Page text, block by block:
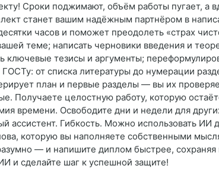
Сроки поджимают, объём работы пугает, а
станет вашим надёжным партнёром в
часов и поможет преодолеть «страх
теме; написать черновики введения и
ключевые тезисы и аргументы;
от списка литературы до нумерации
план и первые разделы — вы их
Получаете целостную работу, которую
времени. Освободите дни и недели для
Гибкость. Можно использовать ИИ
которую вы наполняете собственными
— и напишите диплом быстрее, сохраняя
и сделайте шаг к успешной защите!